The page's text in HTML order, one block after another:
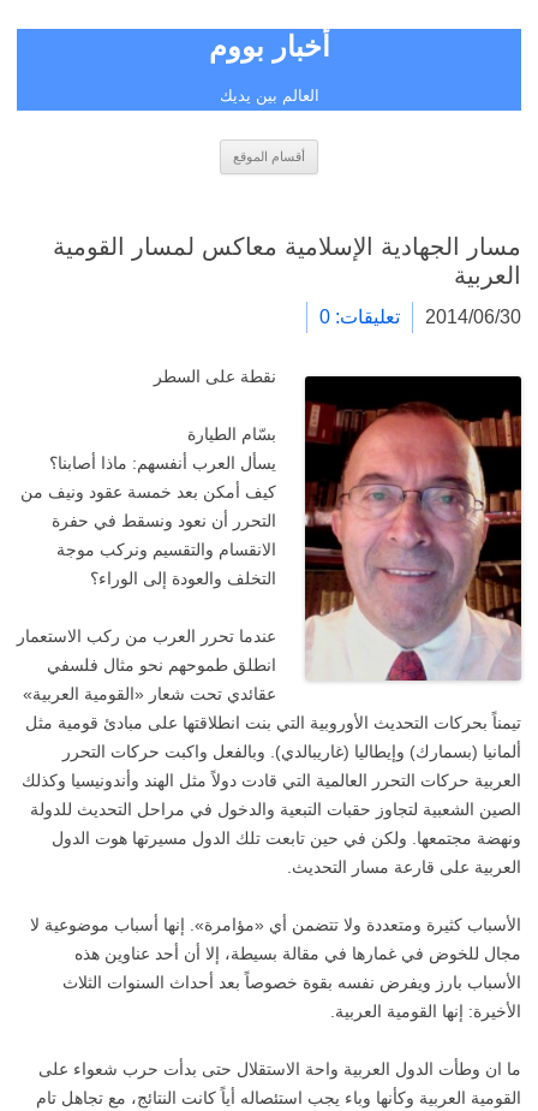
أخبار بووم
العالم بين يديك
أقسام الموقع
مسار الجهادية الإسلامية معاكس لمسار القومية
العربية
2014/06/30 تعليقات: 0
نقطة على السطر
بسّام الطيارة
يسأل العرب أنفسهم: ماذا أصابنا؟
كيف أمكن بعد خمسة عقود ونيف من
التحرر أن نعود ونسقط في حفرة
الانقسام والتقسيم ونركب موجة
التخلف والعودة إلى الوراء؟
عندما تحرر العرب من ركب الاستعمار
انطلق طموحهم نحو مثال فلسفي
عقائدي تحت شعار «القومية العربية»
تيمناً بحركات التحديث الأوروبية التي بنت انطلاقتها على مبادئ قومية مثل
ألمانيا (بسمارك) وإيطاليا (غاريبالدي). وبالفعل واكبت حركات التحرر
العربية حركات التحرر العالمية التي قادت دولاً مثل الهند وأندونيسيا وكذلك
الصين الشعبية لتجاوز حقبات التبعية والدخول في مراحل التحديث للدولة
ونهضة مجتمعها. ولكن في حين تابعت تلك الدول مسيرتها هوت الدول
العربية على قارعة مسار التحديث.
الأسباب كثيرة ومتعددة ولا تتضمن أي «مؤامرة». إنها أسباب موضوعية لا
مجال للخوض في غمارها في مقالة بسيطة، إلا أن أحد عناوين هذه
الأسباب بارز ويفرض نفسه بقوة خصوصاً بعد أحداث السنوات الثلاث
الأخيرة: إنها القومية العربية.
ما ان وطأت الدول العربية واحة الاستقلال حتى بدأت حرب شعواء على
القومية العربية وكأنها وباء يجب استئصاله أياً كانت النتائج، مع تجاهل تام